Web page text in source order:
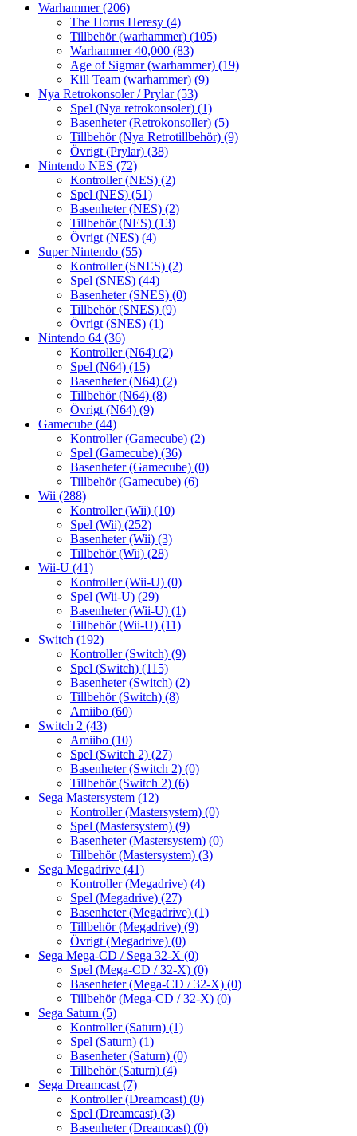
Warhammer(206)
The Horus Heresy (4)
Tillbehör (warhammer) (105)
Warhammer 40,000 (83)
Age of Sigmar (warhammer) (19)
Kill Team (warhammer) (9)
Nya Retrokonsoler / Prylar(53)
Spel (Nya retrokonsoler) (1)
Basenheter (Retrokonsoller) (5)
Tillbehör (Nya Retrotillbehör) (9)
Övrigt (Prylar) (38)
Nintendo NES (72)
Kontroller (NES) (2)
Spel (NES) (51)
Basenheter (NES) (2)
Tillbehör (NES) (13)
Övrigt (NES) (4)
Super Nintendo (55)
Kontroller (SNES) (2)
Spel (SNES) (44)
Basenheter (SNES) (0)
Tillbehör (SNES) (9)
Övrigt (SNES) (1)
Nintendo 64 (36)
Kontroller (N64) (2)
Spel (N64) (15)
Basenheter (N64) (2)
Tillbehör (N64) (8)
Övrigt (N64) (9)
Gamecube (44)
Kontroller (Gamecube) (2)
Spel (Gamecube) (36)
Basenheter (Gamecube) (0)
Tillbehör (Gamecube) (6)
Wii (288)
Kontroller (Wii) (10)
Spel (Wii) (252)
Basenheter (Wii) (3)
Tillbehör (Wii) (28)
Wii-U (41)
Kontroller (Wii-U) (0)
Spel (Wii-U) (29)
Basenheter (Wii-U) (1)
Tillbehör (Wii-U) (11)
Switch (192)
Kontroller (Switch) (9)
Spel (Switch) (115)
Basenheter (Switch) (2)
Tillbehör (Switch) (8)
Amiibo (60)
Switch 2 (43)
Amiibo (10)
Spel (Switch 2) (27)
Basenheter (Switch 2) (0)
Tillbehör (Switch 2) (6)
Sega Mastersystem (12)
Kontroller (Mastersystem) (0)
Spel (Mastersystem) (9)
Basenheter (Mastersystem) (0)
Tillbehör (Mastersystem) (3)
Sega Megadrive (41)
Kontroller (Megadrive) (4)
Spel (Megadrive) (27)
Basenheter (Megadrive) (1)
Tillbehör (Megadrive) (9)
Övrigt (Megadrive) (0)
Sega Mega-CD / Sega 32-X (0)
Spel (Mega-CD / 32-X) (0)
Basenheter (Mega-CD / 32-X) (0)
Tillbehör (Mega-CD / 32-X) (0)
Sega Saturn (5)
Kontroller (Saturn) (1)
Spel (Saturn) (1)
Basenheter (Saturn) (0)
Tillbehör (Saturn) (4)
Sega Dreamcast (7)
Kontroller (Dreamcast) (0)
Spel (Dreamcast) (3)
Basenheter (Dreamcast) (0)